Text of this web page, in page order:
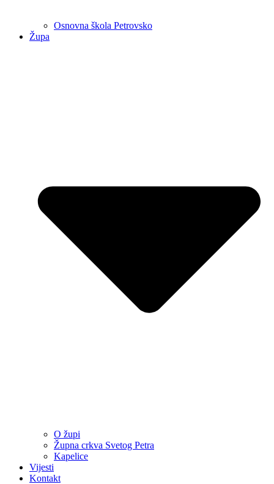
Osnovna škola Petrovsko
Župa
O župi
Župna crkva Svetog Petra
Kapelice
Vijesti
Kontakt